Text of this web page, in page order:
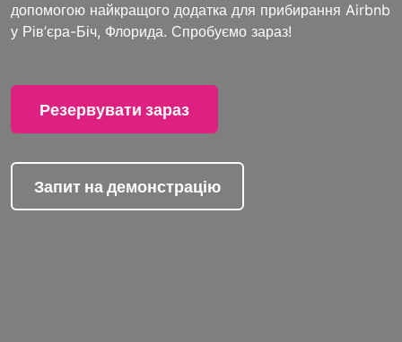
допомогою найкращого додатка для прибирання Airbnb
у Рів’єра-Біч, Флорида. Спробуємо зараз!
Резервувати зараз
Запит на демонстрацію